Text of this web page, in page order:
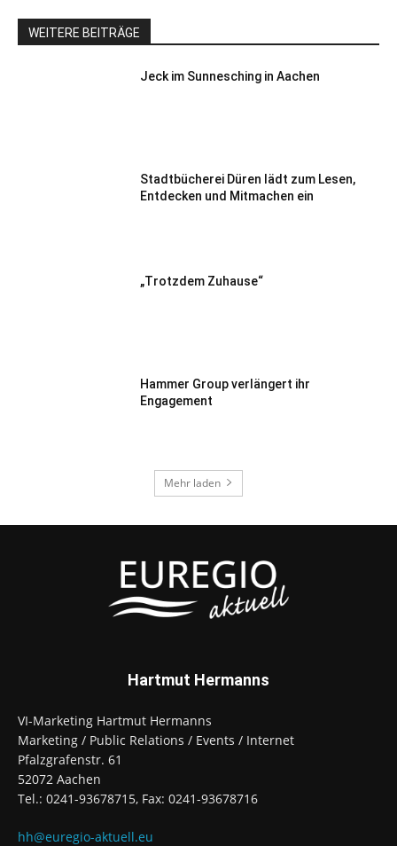
WEITERE BEITRÄGE
Jeck im Sunnesching in Aachen
Stadtbücherei Düren lädt zum Lesen,
Entdecken und Mitmachen ein
„Trotzdem Zuhause“
Hammer Group verlängert ihr
Engagement
Mehr laden
Hartmut Hermanns
VI-Marketing Hartmut Hermanns
Marketing / Public Relations / Events / Internet
Pfalzgrafenstr. 61
52072 Aachen
Tel.: 0241-93678715, Fax: 0241-93678716
hh@euregio-aktuell.eu